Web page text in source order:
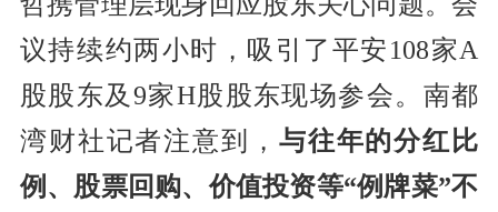
议持续约两小时，吸引了平安108家A
股股东及9家H股股东现场参会。南都
湾财社记者注意到， 与往年的分红比
例、股票回购、价值投资等“例牌菜”不